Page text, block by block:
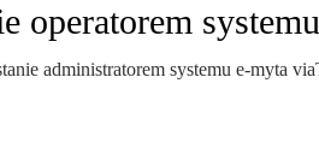
operatorem
administratorem systemu e-myta